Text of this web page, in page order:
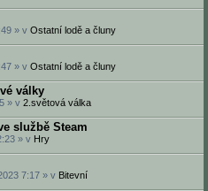
» v Ostatní lodě a čluny
» v Ostatní lodě a čluny
války
» v 2.světová válka
službě Steam
» v Hry
7:17 » v Bitevní